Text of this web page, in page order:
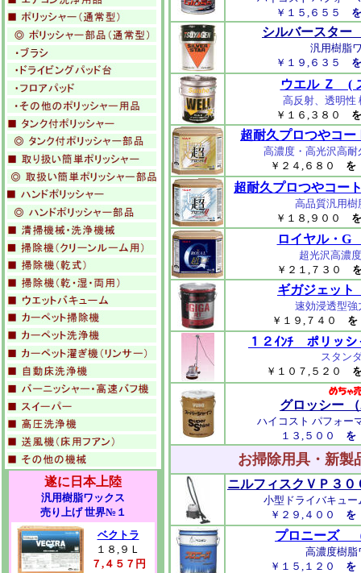
遂に日本上陸
汎用樹脂ワックス
売り上げ 世界№１
ベクトラ
１８,９Ｌ
７,４５７円
￥１５,６５５
シルバースタ
汎用樹脂
￥１９,６３５
ウエル Ｚ (
高反射、透明性
￥１６,３８０
超耐久プロつやコ
高濃度・高光沢高
￥２４,６８０
超耐久プロつやコ
高品質汎用樹
￥１８,９００
ロイヤル・G
超光沢高濃
￥２１,７３０
ギガジェッ
速効浸透型強
￥１９,７４０
１２ｲﾝﾁ ポリッ
スタン
￥１０７,５２０
グロッシー
ハイコスト パフォー
１３,５００
お掃除用具・新製
ニルフィスクＶＰ３
小型ドライバキュ
￥２９,４００
プロニーズ
高濃度樹脂
￥１５,１２０